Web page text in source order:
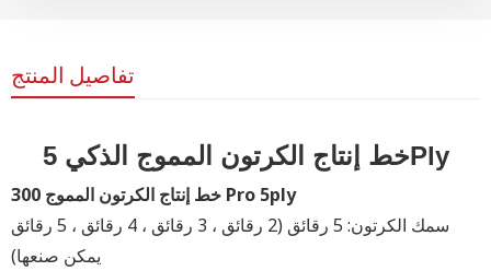
تفاصيل المنتج
خط إنتاج الكرتون المموج الذكي 5Ply
خط إنتاج الكرتون المموج 300 Pro 5ply
سمك الكرتون: 5 رقائق
(2 رقائق ، 3 رقائق ، 4 رقائق ، 5 رقائق
يمكن صنعها)